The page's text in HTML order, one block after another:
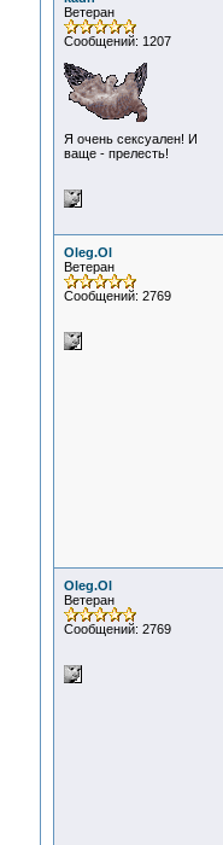
Ветеран
Сообщений: 1207
Я очень сексуален! И
ваще - прелесть!
Oleg.Ol
Ветеран
Сообщений: 2769
Oleg.Ol
Ветеран
Сообщений: 2769